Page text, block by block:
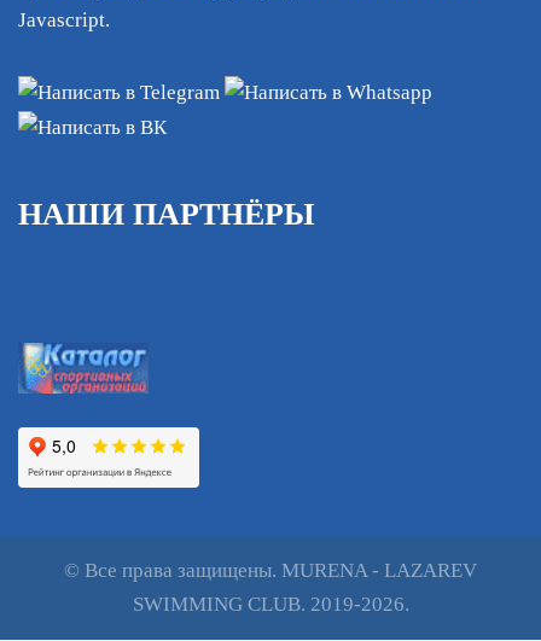
Javascript.
НАШИ ПАРТНЁРЫ
© Все права защищены. MURENA - LAZAREV
SWIMMING CLUB. 2019-2026.